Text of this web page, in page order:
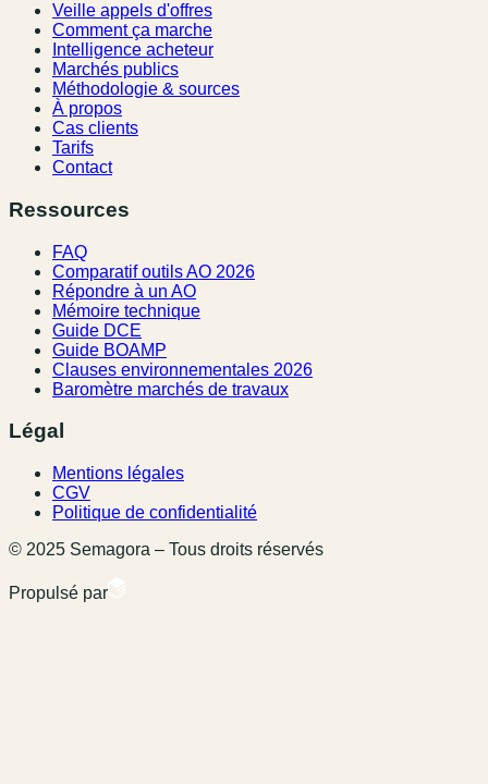
Veille appels d'offres
Comment ça marche
Intelligence acheteur
Marchés publics
Méthodologie & sources
À propos
Cas clients
Tarifs
Contact
Ressources
FAQ
Comparatif outils AO 2026
Répondre à un AO
Mémoire technique
Guide DCE
Guide BOAMP
Clauses environnementales 2026
Baromètre marchés de travaux
Légal
Mentions légales
CGV
Politique de confidentialité
© 2025 Semagora – Tous droits réservés
Propulsé par